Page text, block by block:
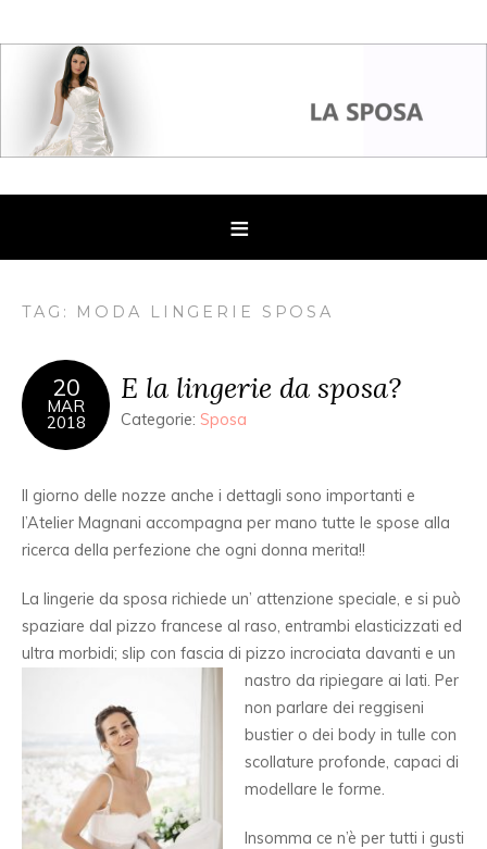
TAG: MODA LINGERIE SPOSA
20
MAR
2018
E la lingerie da sposa?
Categorie: Sposa
Il giorno delle nozze anche i dettagli sono importanti e
l’Atelier Magnani accompagna per mano tutte le spose alla
ricerca della perfezione che ogni donna merita!!
La lingerie da sposa richiede un’ attenzione speciale, e si può
spaziare dal pizzo francese al raso, entrambi elasticizzati ed
ultra morbidi; slip con fascia di pizzo incrociata davanti e un
nastro da ripiegare ai lati. Per
non parlare dei reggiseni
bustier o dei body in tulle con
scollature profonde, capaci di
modellare le forme.
Insomma ce n’è per tutti i gusti